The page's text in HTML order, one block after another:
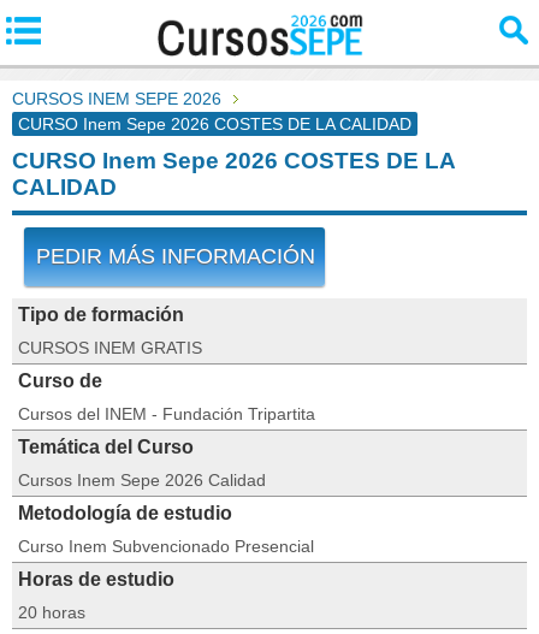
CURSOS INEM SEPE 2026
CURSO Inem Sepe 2026 COSTES DE LA CALIDAD
CURSO Inem Sepe 2026 COSTES DE LA
CALIDAD
PEDIR MÁS INFORMACIÓN
Tipo de formación
CURSOS INEM GRATIS
Curso de
Cursos del INEM - Fundación Tripartita
Temática del Curso
Cursos Inem Sepe 2026 Calidad
Metodología de estudio
Curso Inem Subvencionado Presencial
Horas de estudio
20 horas